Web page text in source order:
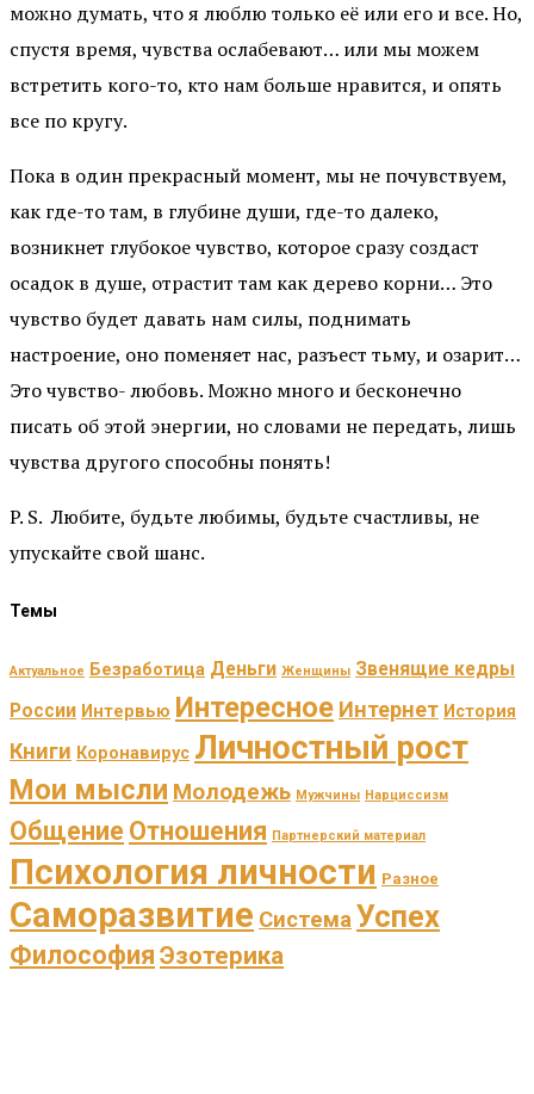
можно думать, что я люблю только её или его и все. Но,
спустя время, чувства ослабевают… или мы можем
встретить кого-то, кто нам больше нравится, и опять
все по кругу.
Пока в один прекрасный момент, мы не почувствуем,
как где-то там, в глубине души, где-то далеко,
возникнет глубокое чувство, которое сразу создаст
осадок в душе, отрастит там как дерево корни… Это
чувство будет давать нам силы, поднимать
настроение, оно поменяет нас, разъест тьму, и озарит…
Это чувство- любовь. Можно много и бесконечно
писать об этой энергии, но словами не передать, лишь
чувства другого способны понять!
P. S. Любите, будьте любимы, будьте счастливы, не
упускайте свой шанс.
Темы
Актуальное Безработица Деньги Женщины Звенящие кедры
России Интервью Интересное Интернет История
Книги Коронавирус Личностный рост
Мои мысли Молодежь Мужчины Нарциссизм
Общение Отношения Партнерский материал
Психология личности Разное
Саморазвитие СистемаУспех
Философия Эзотерика